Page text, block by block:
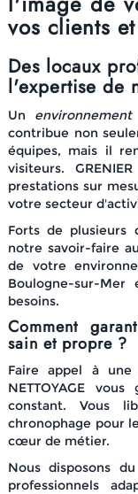
vos clients
Des locaux
l'expertise de
Un
contribue non
équipes, mais il
visiteurs.
prestations sur
votre secteur
Forts de plusieurs
notre savoir-faire
de votre
Boulogne-sur-
besoins.
Comment
sain et propre ?
Faire appel à une
NETTOYAGE
constant. Vous
chronophage pour
cœur de métier.
Nous disposons
professionnels